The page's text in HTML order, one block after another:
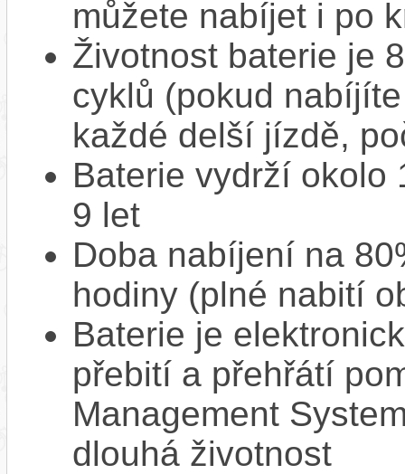
můžete nabíjet i po
Životnost baterie je
cyklů (pokud
každé delší jízdě,
Baterie vydrží okolo
9 let
Doba nabíjení na
hodiny (plné nabití
Baterie je
přebití a přehřátí
Management
dlouhá životnost